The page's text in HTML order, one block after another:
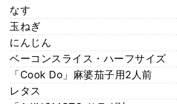
なす
玉ねぎ
にんじん
ベーコンスライス・ハーフサイズ
「Cook Do」麻婆茄子用2人前
レタス